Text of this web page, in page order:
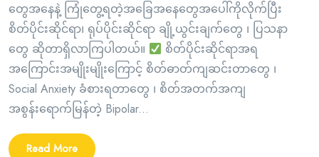
တွေအနေနဲ့ ကြုံတွေ့ရတဲ့အခြေအနေတွေအပေါ်ကိုလိုက်ပြီး
စိတ်ပိုင်းဆိုင်ရာ၊ ရုပ်ပိုင်းဆိုင်ရာ ချို့ယွင်းချက်တွေ ၊ ပြသနာ
တွေ ဆိုတာရှိလာကြပါတယ်။
စိတ်ပိုင်းဆိုင်ရာအရ
အကြောင်းအမျိုးမျိုးကြောင့် စိတ်ဓာတ်ကျဆင်းတာတွေ ၊
Social Anxiety ခံစားရတာတွေ ၊ စိတ်အတက်အကျ
အစွန်းရောက်မြန်တဲ့ Bipolar...
Read More